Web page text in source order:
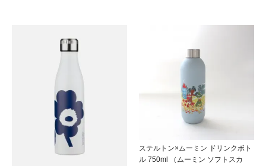
ステルトン×ムーミン ドリンクボト
ル 750ml （ムーミン ソフトスカ